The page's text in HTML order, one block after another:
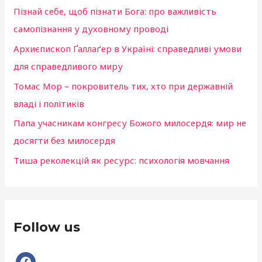
:Пізнай себе, щоб пізнати Бога: про важливість
самопізнання у духовному проводі
Архиєпископ Ґаллаґер в Україні: справедливі умови
для справедливого миру
Томас Мор – покровитель тих, хто при державній
владі і політиків
Папа учасникам конгресу Божого милосердя: мир не
досягти без милосердя
Тиша реколекцій як ресурс: психологія мовчання
Follow us